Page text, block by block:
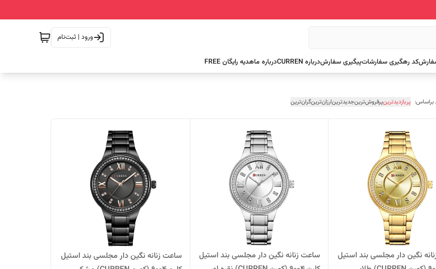
ورود | ثبت‌نام
کد رهگیری سفارشاتپیگیری سفارشدرباره CURREN درباره ماهدیه رایگان FREE
پربازدیدترینپرفروش‌ترینجدیدترینارزان‌ترینگران‌ترین
نگین دار مجلسی بند استیل
ساعت زنانه نگین دار مجلسی بند استیل
ساعت زنانه نگین دار مجلسی بند استیل